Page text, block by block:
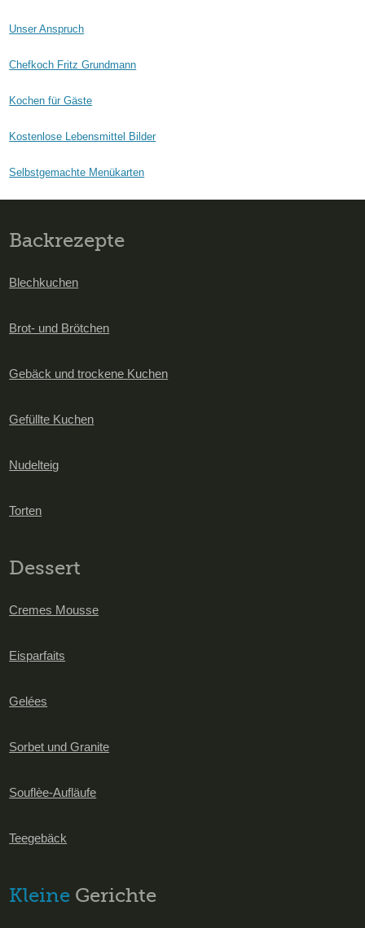
Unser Anspruch
Chefkoch Fritz Grundmann
Kochen für Gäste
Kostenlose Lebensmittel Bilder
Selbstgemachte Menükarten
Backrezepte
Blechkuchen
Brot- und Brötchen
Gebäck und trockene Kuchen
Gefüllte Kuchen
Nudelteig
Torten
Dessert
Cremes Mousse
Eisparfaits
Gelées
Sorbet und Granite
Souflèe-Aufläufe
Teegebäck
Kleine Gerichte